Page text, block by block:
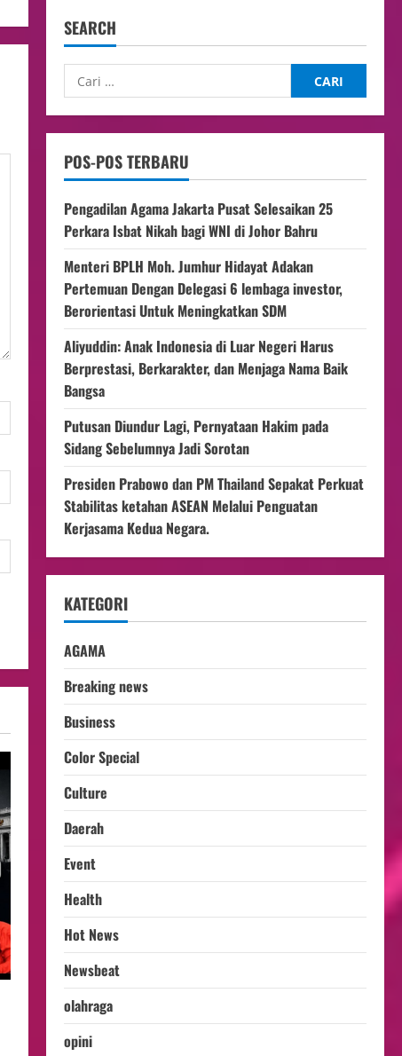
SEARCH
POS-POS TERBARU
Pengadilan Agama Jakarta Pusat Selesaikan 25
Perkara Isbat Nikah bagi WNI di Johor Bahru
Menteri BPLH Moh. Jumhur Hidayat Adakan
Pertemuan Dengan Delegasi 6 lembaga investor,
Berorientasi Untuk Meningkatkan SDM
Aliyuddin: Anak Indonesia di Luar Negeri Harus
Berprestasi, Berkarakter, dan Menjaga Nama Baik
Bangsa
Putusan Diundur Lagi, Pernyataan Hakim pada
Sidang Sebelumnya Jadi Sorotan
Presiden Prabowo dan PM Thailand Sepakat Perkuat
Stabilitas ketahan ASEAN Melalui Penguatan
Kerjasama Kedua Negara.
KATEGORI
AGAMA
Breaking news
Business
Color Special
Culture
Daerah
Event
Health
Hot News
Newsbeat
olahraga
opini